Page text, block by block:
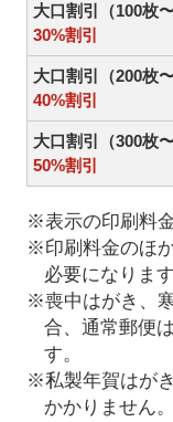
大口割引（100枚〜
30%割引
大口割引（200枚〜
40%割引
大口割引（300枚〜
50%割引
※表示の印刷料
※印刷料金のほ
必要になります
※喪中はがき、
合、通常郵便
す。
※私製年賀はが
かかりません。